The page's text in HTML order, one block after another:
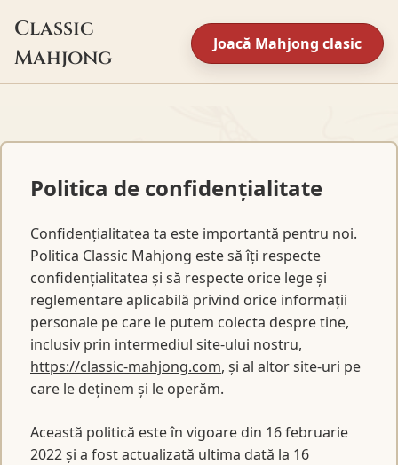
Classic
Mahjong
Joacă Mahjong clasic
Politica de confidențialitate
Confidențialitatea ta este importantă pentru noi.
Politica Classic Mahjong este să îți respecte
confidențialitatea și să respecte orice lege și
reglementare aplicabilă privind orice informații
personale pe care le putem colecta despre tine,
inclusiv prin intermediul site-ului nostru,
https://classic-mahjong.com, și al altor site-uri pe
care le deținem și le operăm.
Această politică este în vigoare din 16 februarie
2022 și a fost actualizată ultima dată la 16